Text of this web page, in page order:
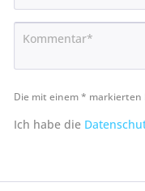
Die mit einem * markierten
Ich habe die